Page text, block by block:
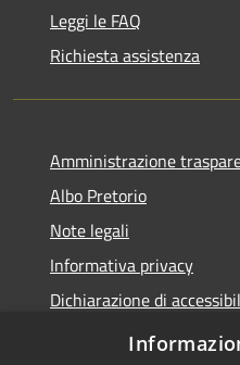
Leggi le FAQ
Richiesta assistenza
Amministrazione
Albo Pretorio
Note legali
Informativa privacy
Dichiarazione di
Obiettivi di accessibilità